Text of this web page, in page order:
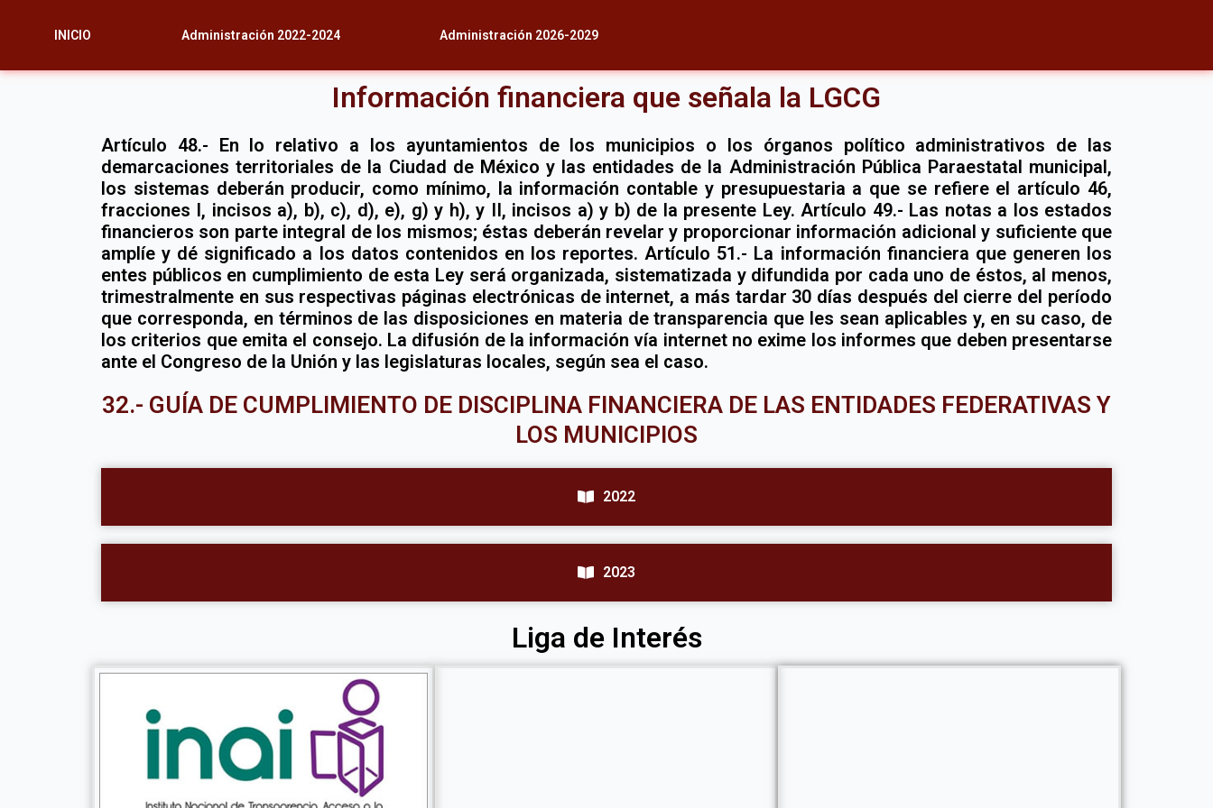
INICIO Administración 2022-2024 Administración 2026-2029
Información financiera que señala la LGCG
Artículo 48.- En lo relativo a los ayuntamientos de los municipios o los órganos político administrativos de las
demarcaciones territoriales de la Ciudad de México y las entidades de la Administración Pública Paraestatal municipal,
los sistemas deberán producir, como mínimo, la información contable y presupuestaria a que se refiere el artículo 46,
fracciones I, incisos a), b), c), d), e), g) y h), y II, incisos a) y b) de la presente Ley. Artículo 49.- Las notas a los estados
financieros son parte integral de los mismos; éstas deberán revelar y proporcionar información adicional y suficiente que
amplíe y dé significado a los datos contenidos en los reportes. Artículo 51.- La información financiera que generen los
entes públicos en cumplimiento de esta Ley será organizada, sistematizada y difundida por cada uno de éstos, al menos,
trimestralmente en sus respectivas páginas electrónicas de internet, a más tardar 30 días después del cierre del período
que corresponda, en términos de las disposiciones en materia de transparencia que les sean aplicables y, en su caso, de
los criterios que emita el consejo. La difusión de la información vía internet no exime los informes que deben presentarse
ante el Congreso de la Unión y las legislaturas locales, según sea el caso.
32.- GUÍA DE CUMPLIMIENTO DE DISCIPLINA FINANCIERA DE LAS ENTIDADES FEDERATIVAS Y
LOS MUNICIPIOS
2022
2023
Liga de Interés